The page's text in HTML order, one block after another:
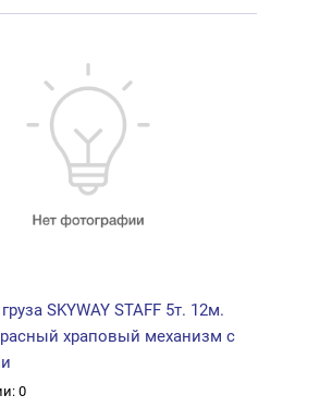
SKYWAY STAFF 5т. 12м.
храповый механизм с
0